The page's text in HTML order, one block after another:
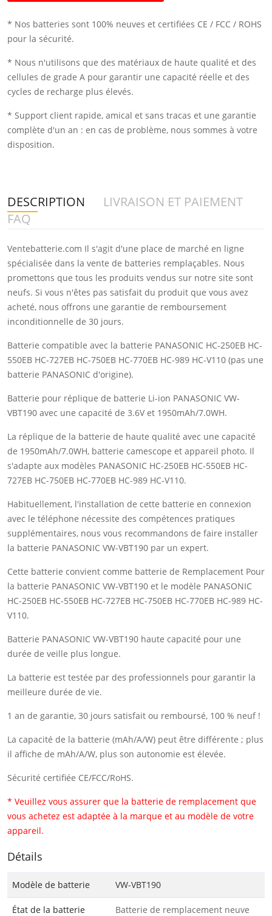
* Nos batteries sont 100% neuves et certifiées CE / FCC / ROHS
pour la sécurité.
* Nous n'utilisons que des matériaux de haute qualité et des
cellules de grade A pour garantir une capacité réelle et des
cycles de recharge plus élevés.
* Support client rapide, amical et sans tracas et une garantie
complète d'un an : en cas de problème, nous sommes à votre
disposition.
DESCRIPTION
LIVRAISON ET PAIEMENT
FAQ
Ventebatterie.com Il s'agit d'une place de marché en ligne
spécialisée dans la vente de batteries remplaçables. Nous
promettons que tous les produits vendus sur notre site sont
neufs. Si vous n'êtes pas satisfait du produit que vous avez
acheté, nous offrons une garantie de remboursement
inconditionnelle de 30 jours.
Batterie compatible avec la batterie PANASONIC HC-250EB HC-
550EB HC-727EB HC-750EB HC-770EB HC-989 HC-V110 (pas une
batterie PANASONIC d'origine).
Batterie pour réplique de batterie Li-ion PANASONIC VW-
VBT190 avec une capacité de 3.6V et 1950mAh/7.0WH.
La réplique de la batterie de haute qualité avec une capacité
de 1950mAh/7.0WH, batterie camescope et appareil photo. Il
s'adapte aux modèles PANASONIC HC-250EB HC-550EB HC-
727EB HC-750EB HC-770EB HC-989 HC-V110.
Habituellement, l'installation de cette batterie en connexion
avec le téléphone nécessite des compétences pratiques
supplémentaires, nous vous recommandons de faire installer
la batterie PANASONIC VW-VBT190 par un expert.
Cette batterie convient comme batterie de Remplacement Pour
la batterie PANASONIC VW-VBT190 et le modèle PANASONIC
HC-250EB HC-550EB HC-727EB HC-750EB HC-770EB HC-989 HC-
V110.
Batterie PANASONIC VW-VBT190 haute capacité pour une
durée de veille plus longue.
La batterie est testée par des professionnels pour garantir la
meilleure durée de vie.
1 an de garantie, 30 jours satisfait ou remboursé, 100 % neuf !
La capacité de la batterie (mAh/A/W) peut être différente ; plus
il affiche de mAh/A/W, plus son autonomie est élevée.
Sécurité certifiée CE/FCC/RoHS.
* Veuillez vous assurer que la batterie de remplacement que
vous achetez est adaptée à la marque et au modèle de votre
appareil.
Détails
Modèle de batterie VW-VBT190
État de la batterie Batterie de remplacement neuve